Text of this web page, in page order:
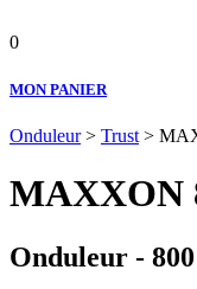
0
MON PANIER
Onduleur> Trust >
MAXXON
Onduleur -